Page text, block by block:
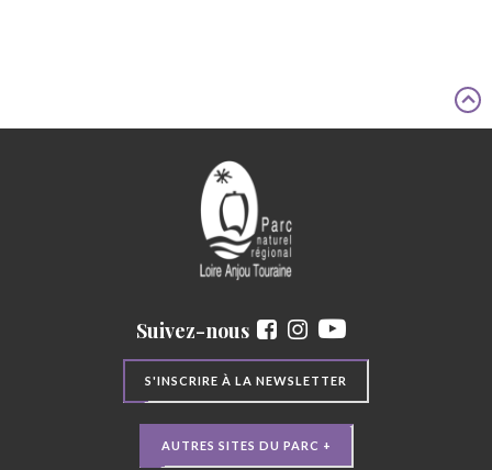
Suivez-nous
S'INSCRIRE À LA NEWSLETTER
AUTRES SITES DU PARC +